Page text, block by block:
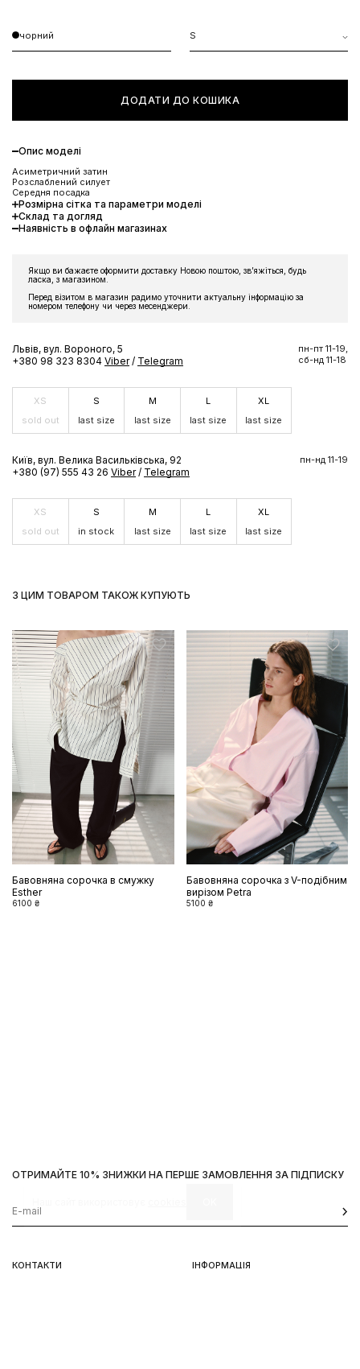
чорний S
ДОДАТИ ДО КОШИКА
Опис моделі
Асиметричний затин
Розслаблений силует
Середня посадка
Розмірна сітка та параметри моделі
Склад та догляд
Наявність в офлайн магазинах
Якщо ви бажаєте оформити доставку Новою поштою, звʼяжіться, будь
ласка, з магазином.
Перед візитом в магазин радимо уточнити актуальну інформацію за
номером телефону чи через месенджери.
Львів, вул. Вороного, 5
+380 98 323 8304 Viber / Telegram
пн-пт 11-19,
сб-нд 11-18
XS
sold out
S
last size
M
last size
L
last size
XL
last size
Київ, вул. Велика Васильківська, 92
+380 (97) 555 43 26 Viber / Telegram
пн-нд 11-19
XS
sold out
S
in stock
M
last size
L
last size
XL
last size
З ЦИМ ТОВАРОМ ТАКОЖ КУПУЮТЬ
Бавовняна сорочка в смужку
Esther
6100 ₴
Бавовняна сорочка з V-подібним
вирізом Petra
5100 ₴
КОНТАКТИ ІНФОРМАЦІЯ
ОТРИМАЙТЕ 10% ЗНИЖКИ НА ПЕРШЕ ЗАМОВЛЕННЯ ЗА ПІДПИСКУ